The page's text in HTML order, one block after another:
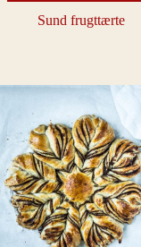
Sund frugttærte